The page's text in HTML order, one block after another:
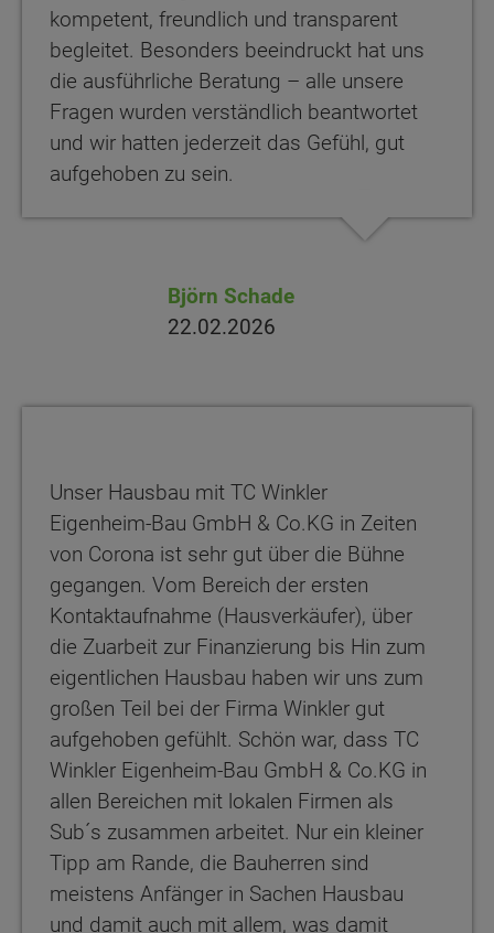
kompetent, freundlich und transparent
begleitet. Besonders beeindruckt hat uns
die ausführliche Beratung – alle unsere
Fragen wurden verständlich beantwortet
und wir hatten jederzeit das Gefühl, gut
aufgehoben zu sein.
Björn Schade
22.02.2026
Unser Hausbau mit TC Winkler
Eigenheim-Bau GmbH & Co.KG in Zeiten
von Corona ist sehr gut über die Bühne
gegangen. Vom Bereich der ersten
Kontaktaufnahme (Hausverkäufer), über
die Zuarbeit zur Finanzierung bis Hin zum
eigentlichen Hausbau haben wir uns zum
großen Teil bei der Firma Winkler gut
aufgehoben gefühlt. Schön war, dass TC
Winkler Eigenheim-Bau GmbH & Co.KG in
allen Bereichen mit lokalen Firmen als
Sub´s zusammen arbeitet. Nur ein kleiner
Tipp am Rande, die Bauherren sind
meistens Anfänger in Sachen Hausbau
und damit auch mit allem, was damit